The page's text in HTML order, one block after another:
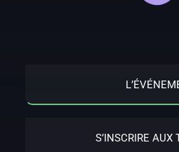
S’INSCRIRE AUX